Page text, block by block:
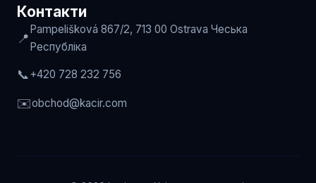
Контакти
📍
Pampelišková 867/2, 713 00 Ostrava Чеська
Республіка
📞+420 728 232 756
✉️obchod@kacir.com